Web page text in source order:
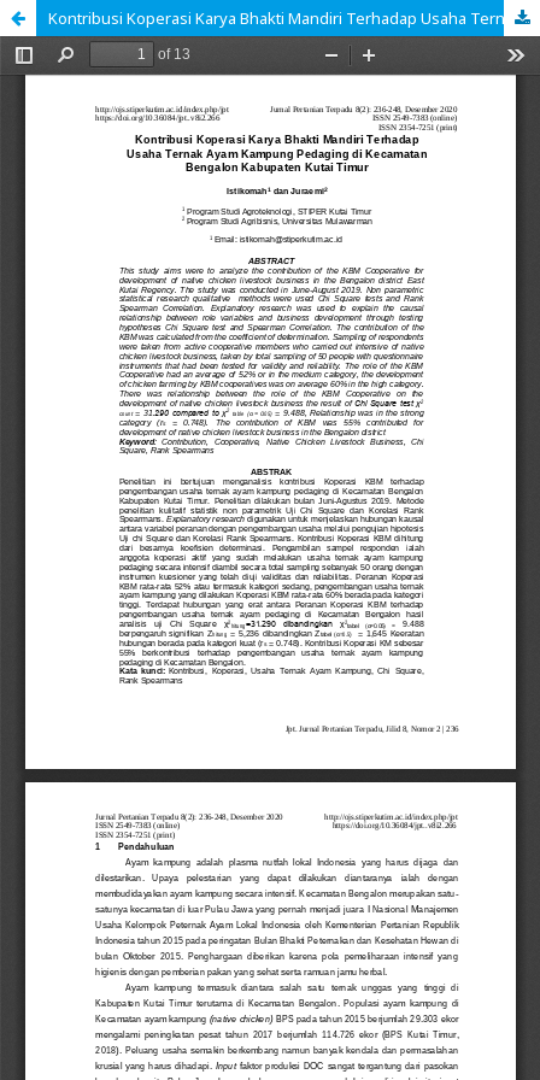
Kontribusi Koperasi Karya Bhakti Mandiri Terhadap Usaha Ternak Ayam Kampung Pedaging di Kecamatan Bengalon Kabupaten Kutai Timur